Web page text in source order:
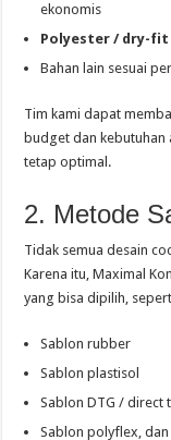
ekonomis
Polyester / dry-fit
Bahan lain sesuai
Tim kami dapat
budget dan kebutuhan
tetap optimal.
2. Metode
Tidak semua desain
Karena itu, Maximal
yang bisa dipilih,
Sablon rubber
Sablon plastisol
Sablon DTG / direct
Sablon polyflex, dan